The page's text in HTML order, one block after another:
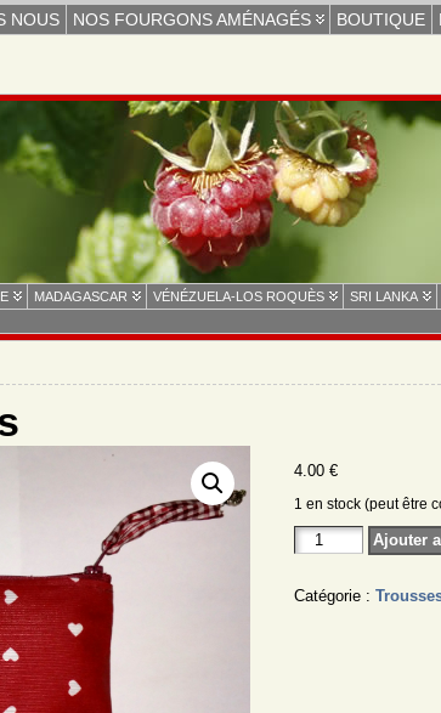
NOUS NOS FOURGONS AMÉNAGÉS BOUTIQUE
MADAGASCAR VÉNÉZUELA-LOS ROQUÈS SRI LANKA
4.00€
1 en stock (peut être
quantité
de
Coeurs
Ajouter
Catégorie :